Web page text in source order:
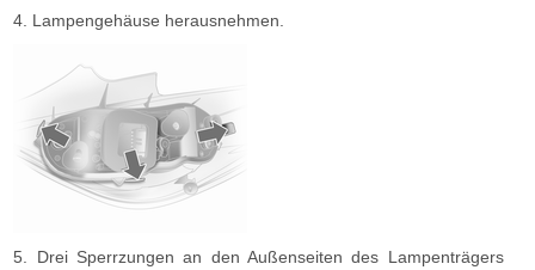
4. Lampengehäuse herausnehmen.
5. Drei Sperrzungen an den Außenseiten des Lampenträgers